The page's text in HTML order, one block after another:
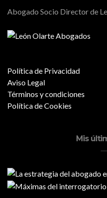
Abogado Socio Director de
Política de Privacidad
Aviso Legal
Términos y condiciones
Política de Cookies
Mis